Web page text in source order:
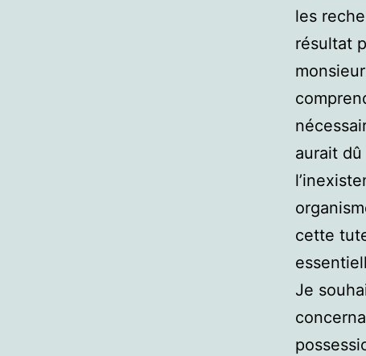
les
résultat
aurait
cette
Je